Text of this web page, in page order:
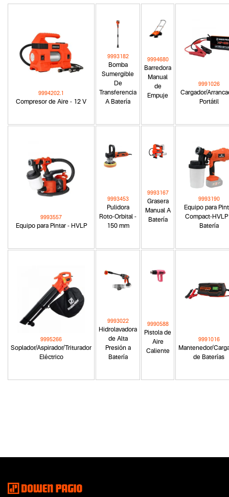
Compresor de Aire - 12 V
9994202.1
Bomba
Sumergible
De
Transferencia
A Batería
9993182
Barredora
Manual
de
Empuje
9994680
Cargador/
Portátil
9991026
Equipo para Pintar - HVLP
9993557
Pulidora
Roto-Orbital -
150 mm
9993453
Grasera
Manual A
Batería
9993167
Equipo para
Compact-HVLP
Batería
9993190
Soplador/Aspirador/Triturador
Eléctrico
9995266
Hidrolavadora
de Alta
Presión a
Batería
9993022
Pistola de
Aire
Caliente
9990588
Mantenedor/
de Baterías
9991016
Segmentos - pendiente
Limpieza